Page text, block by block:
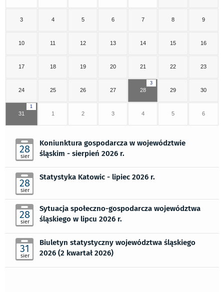
3 4 5 6 7 8 9
10 11 12 13 14 15 16
17 18 19 20 21 22 23
24 25 26 27
3
28 29 30
1
31 1 2 3 4 5 6
28
sier
Koniunktura gospodarcza w województwie
śląskim - sierpień 2026 r.
28
sier
Statystyka Katowic - lipiec 2026 r.
28
sier
Sytuacja społeczno-gospodarcza województwa
śląskiego w lipcu 2026 r.
31
sier
Biuletyn statystyczny województwa śląskiego
2026 (2 kwartał 2026)